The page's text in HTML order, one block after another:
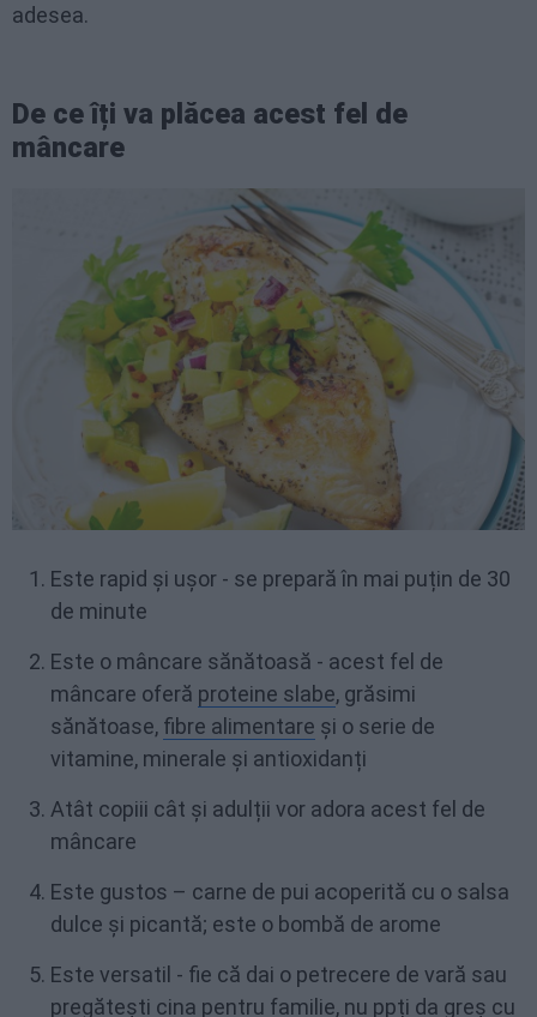
adesea.
De ce îți va plăcea acest fel de
mâncare
Este rapid și ușor - se prepară în mai puțin de 30
de minute
Este o mâncare sănătoasă - acest fel de
mâncare oferă proteine slabe, grăsimi
sănătoase, fibre alimentare și o serie de
vitamine, minerale și antioxidanți
Atât copiii cât și adulții vor adora acest fel de
mâncare
Este gustos – carne de pui acoperită cu o salsa
dulce și picantă; este o bombă de arome
Este versatil - fie că dai o petrecere de vară sau
pregătești cina pentru familie, nu ppți da greș cu